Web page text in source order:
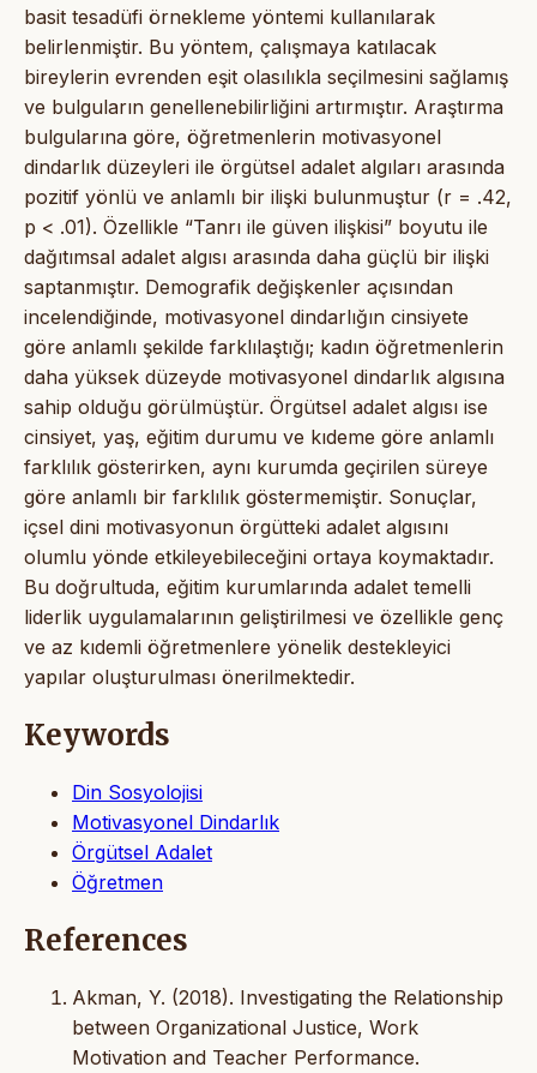
basit tesadüfi örnekleme yöntemi kullanılarak
belirlenmiştir. Bu yöntem, çalışmaya katılacak
bireylerin evrenden eşit olasılıkla seçilmesini sağlamış
ve bulguların genellenebilirliğini artırmıştır. Araştırma
bulgularına göre, öğretmenlerin motivasyonel
dindarlık düzeyleri ile örgütsel adalet algıları arasında
pozitif yönlü ve anlamlı bir ilişki bulunmuştur (r = .42,
p < .01). Özellikle “Tanrı ile güven ilişkisi” boyutu ile
dağıtımsal adalet algısı arasında daha güçlü bir ilişki
saptanmıştır. Demografik değişkenler açısından
incelendiğinde, motivasyonel dindarlığın cinsiyete
göre anlamlı şekilde farklılaştığı; kadın öğretmenlerin
daha yüksek düzeyde motivasyonel dindarlık algısına
sahip olduğu görülmüştür. Örgütsel adalet algısı ise
cinsiyet, yaş, eğitim durumu ve kıdeme göre anlamlı
farklılık gösterirken, aynı kurumda geçirilen süreye
göre anlamlı bir farklılık göstermemiştir. Sonuçlar,
içsel dini motivasyonun örgütteki adalet algısını
olumlu yönde etkileyebileceğini ortaya koymaktadır.
Bu doğrultuda, eğitim kurumlarında adalet temelli
liderlik uygulamalarının geliştirilmesi ve özellikle genç
ve az kıdemli öğretmenlere yönelik destekleyici
yapılar oluşturulması önerilmektedir.
Keywords
Din Sosyolojisi
Motivasyonel Dindarlık
Örgütsel Adalet
Öğretmen
References
Akman, Y. (2018). Investigating the Relationship
between Organizational Justice, Work
Motivation and Teacher Performance.